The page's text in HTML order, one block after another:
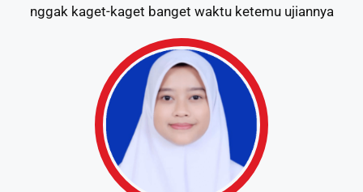
nggak kaget-kaget banget waktu ketemu ujiannya